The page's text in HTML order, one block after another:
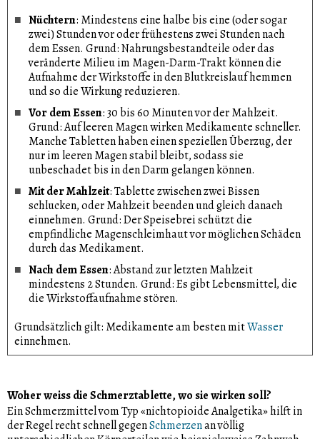
Nüchtern: Mindestens eine halbe bis eine (oder sogar
zwei) Stunden vor oder frühestens zwei Stunden nach
dem Essen. Grund: Nahrungsbestandteile oder das
veränderte Milieu im Magen-Darm-Trakt können die
Aufnahme der Wirkstoffe in den Blutkreislauf hemmen
und so die Wirkung reduzieren.
Vor dem Essen: 30 bis 60 Minuten vor der Mahlzeit.
Grund: Auf leeren Magen wirken Medikamente schneller.
Manche Tabletten haben einen speziellen Überzug, der
nur im leeren Magen stabil bleibt, sodass sie
unbeschadet bis in den Darm gelangen können.
Mit der Mahlzeit: Tablette zwischen zwei Bissen
schlucken, oder Mahlzeit beenden und gleich danach
einnehmen. Grund: Der Speisebrei schützt die
empfindliche Magenschleimhaut vor möglichen Schäden
durch das Medikament.
Nach dem Essen: Abstand zur letzten Mahlzeit
mindestens 2 Stunden. Grund: Es gibt Lebensmittel, die
die Wirkstoffaufnahme stören.
Grundsätzlich gilt: Medikamente am besten mitWasser
einnehmen.
Woher weiss die Schmerztablette, wo sie wirken soll?
Ein Schmerzmittel vom Typ «nichtopioide Analgetika» hilft in
der Regel recht schnell gegenSchmerzenan völlig